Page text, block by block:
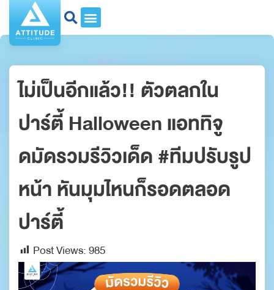
ไม่เป็นอีกแล้ว!! ตัวตลกใน
ปาร์ตี้ Halloween แอททิจู
ดมัดรวมรีวิวเด็ด #ทีมปรับรูป
หน้า หันมุมไหนก็รอดตลอด
ปาร์ตี้
Post Views:985